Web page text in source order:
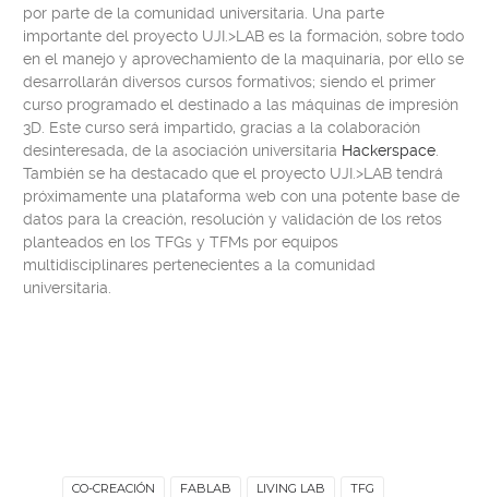
por parte de la comunidad universitaria. Una parte
importante del proyecto UJI.>LAB es la formación, sobre todo
en el manejo y aprovechamiento de la maquinaría, por ello se
desarrollarán diversos cursos formativos; siendo el primer
curso programado el destinado a las máquinas de impresión
3D. Este curso será impartido, gracias a la colaboración
desinteresada, de la asociación universitaria Hackerspace
También se ha destacado que el proyecto UJI.>LAB tendrá
próximamente una plataforma web con una potente base de
datos para la creación, resolución y validación de los retos
planteados en los TFGs y TFMs por equipos
multidisciplinares pertenecientes a la comunidad
universitaria.
CO-CREACIÓN FABLAB LIVING LAB TFG